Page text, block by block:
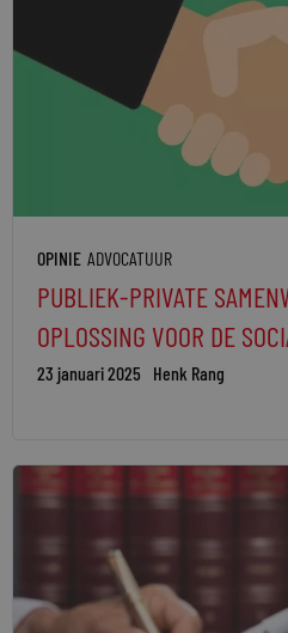
OPINIE ADVOCATUUR
PUBLIEK-PRIVATE
OPLOSSING VOOR DE
23 januari 2025 Henk Rang